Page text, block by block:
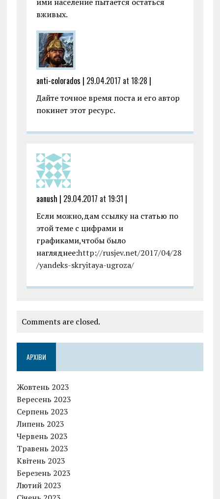
вживых.
anti-colorados | 29.04.2017 at 18:28 |
Дайте точное время поста и его автор
покинет этот ресурс.
aanush | 29.04.2017 at 19:31 |
Если можно,дам ссылку на статью по
этой теме с цифрами и
графиками,чтобы было
нагляднее:http://rusjev.net/2017/04/28
/yandeks-skryitaya-ugroza/
Comments are closed.
АРХІВИ
Жовтень 2023
Вересень 2023
Серпень 2023
Липень 2023
Червень 2023
Травень 2023
Квітень 2023
Березень 2023
Лютий 2023